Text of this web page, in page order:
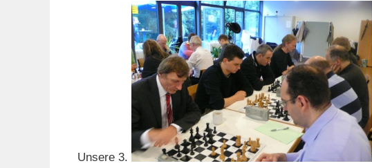
Unsere 3.